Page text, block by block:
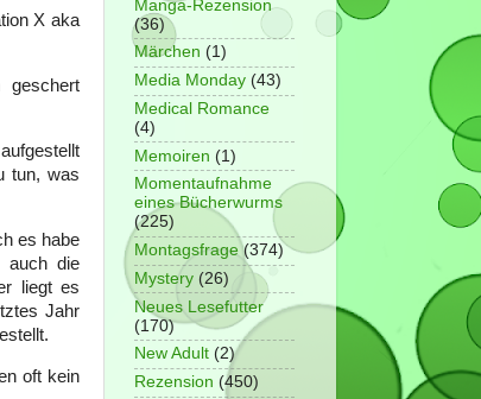
X aka
geschert
tun, was
es habe
auch die
liegt es
Jahr
oft kein
Manga-Rezension
(36)
Märchen (1)
Media Monday (43)
Medical Romance
(4)
Memoiren (1)
Momentaufnahme
eines Bücherwurms
(225)
Montagsfrage (374)
Mystery (26)
Neues Lesefutter
(170)
New Adult (2)
Rezension (450)